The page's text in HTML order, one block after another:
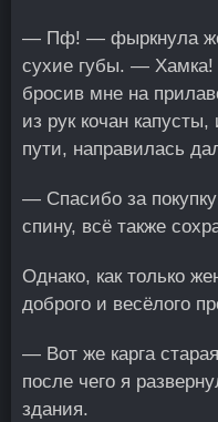
— Пф! — фыркнула
сухие губы. —
бросив мне на
из рук кочан
пути, направилась
— Спасибо за
спину, всё также
Однако, как только
доброго и весёлого
— Вот же карга
после чего я
здания.